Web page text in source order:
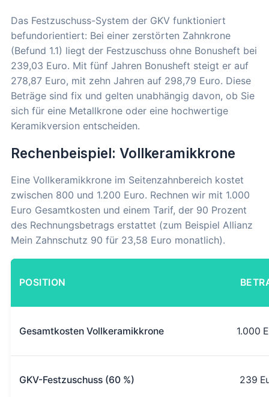
Das Festzuschuss-System der GKV funktioniert
befundorientiert: Bei einer zerstörten Zahnkrone
(Befund 1.1) liegt der Festzuschuss ohne Bonusheft bei
239,03 Euro. Mit fünf Jahren Bonusheft steigt er auf
278,87 Euro, mit zehn Jahren auf 298,79 Euro. Diese
Beträge sind fix und gelten unabhängig davon, ob Sie
sich für eine Metallkrone oder eine hochwertige
Keramikversion entscheiden.
Rechenbeispiel: Vollkeramikkrone
Eine Vollkeramikkrone im Seitenzahnbereich kostet
zwischen 800 und 1.200 Euro. Rechnen wir mit 1.000
Euro Gesamtkosten und einem Tarif, der 90 Prozent
des Rechnungsbetrags erstattet (zum Beispiel Allianz
Mein Zahnschutz 90 für 23,58 Euro monatlich).
POSITION
Gesamtkosten Vollkeramikkrone 1.000
GKV-Festzuschuss (60 %) 239